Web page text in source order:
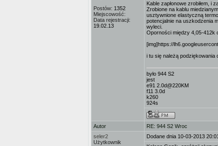
Postów: 1352
Miejscowość:
Data rejestracji:
19.02.13
Kable zapłonowe zrobiłem, i
Zrobione na kablu
usztywnione elastyczną
potencjalnie na uszkodzenia
wyleci.
Oporności między 4,05-412k
[img]https://
i tu się należą podziękowania
było 944 S2
jest
e91 2.0d@220KM
f11 3.0d
k260
924s
Autor
RE: 944 S2 Wroc
seler2
Użytkownik
Dodane dnia 10-03-2013